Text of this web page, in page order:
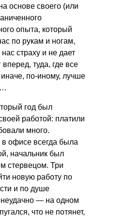
основе своего (или
опыта, который
по рукам и ногам,
нас страху и не дает
вперед, туда, где все
по-иному, лучше
год был
работой: платили
много.
в офисе всегда была
начальник был
стервецом. Три
новую работу по
и по душе
неудачно — на одном
что не потянет,